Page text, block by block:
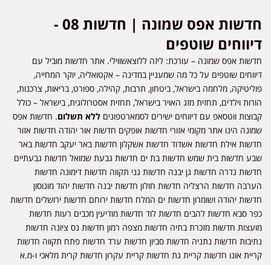
חדשות אפס שמונה | חדשות 08 -
דיווחים שוטפים
חדשות אפס שמונה – עורכת: ליזה ללוצאשווילי. אתר חדשות מוביל עם
דיווחים שוטפים על כל מה שמעניין במדינה – אקטואליה, יוקר המחייה,
פוליטיקה, מלחמה בישראל, ביטחון, תרבות, קהילה, ספורט, בריאות, צרכנות,
הורות וילדים, תחזית מזג האויר בישראל, תחזית אסטרולוגית, בישראל – כולל
קבוצות ווטסאפ עם דיווחים ישירים לסמארטפונים ללא תשלום. חדשות אפס
שמונה הינו אתר מקומי אזורי חדשות אופקים חדשות אור יהודה חדשות אזור
חדשות אילת חדשות אשדוד חדשות אשקלון חדשות באר יעקב חדשות באר
שבע חדשות בית שמש חדשות בת ים חדשות גבעת שמואל חדשות גבעתיים
חדשות גדרה חדשות גן יבנה חדשות גני תקווה חדשות דימונה חדשות
הערבה חדשות הרצליה חדשות חולון חדשות יבנה חדשות יהוד מונוסון
חדשות יהודה ושומרון חדשות ים המלח חדשות ירוחם חדשות ירושלים חדשות
כפר סבא חדשות להבים חדשות לוד חדשות מודיעין מכבים רעות חדשות
מועצות חדשות מזכרת בתיה חדשות מצפה רמון חדשות נס ציונה חדשות
נתיבות חדשות נתניה חדשות סביון חדשות ערד חדשות פתח תקווה חדשות
קריית אונו חדשות קריית גת חדשות קריית עקרון חדשות קרית מלאכי ו-מ.א